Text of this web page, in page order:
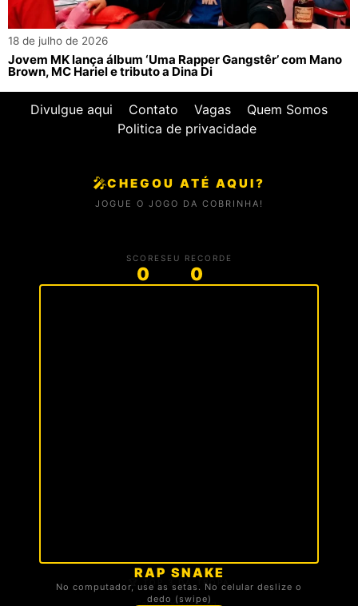
18 de julho de 2026
Jovem MK lança álbum ‘Uma Rapper Gangstêr’ com Mano
Brown, MC Hariel e tributo a Dina Di
Divulgue aqui Contato Vagas
Quem Somos
Politica de privacidade
🎤CHEGOU ATÉ AQUI?
JOGUE O JOGO DA COBRINHA!
SCORE
0
SEU RECORDE
0
RAP SNAKE
No computador, use as setas. No celular deslize o
dedo (swipe)
🏆 TOP 3 DA TROPA